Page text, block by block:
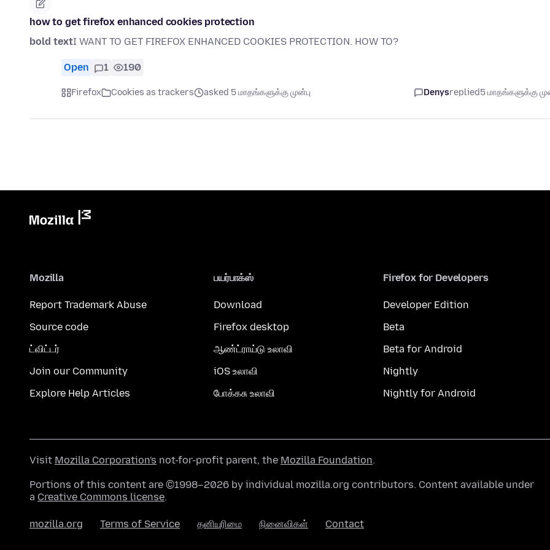
how to get firefox enhanced cookies protection
bold textI WANT TO GET FIREFOX ENHANCED COOKIES PROTECTION. HOW TO?
Open 1 190
Firefox Cookies as trackers asked 5 மாதங்களுக்கு முன்பு Denysreplied5 மாதங்களுக்கு
Mozilla
Report Trademark Abuse
Source code
ட்விட்டர்
Join our Community
Explore Help Articles
பயர்பாக்ஸ்
Download
Firefox desktop
ஆண்ட்ராய்டு உலாவி
iOS உலாவி
போக்கசு உலாவி
Firefox for Developers
Developer Edition
Beta
Beta for Android
Nightly
Nightly for Android
Visit Mozilla Corporation's not-for-profit parent, the Mozilla Foundation.
Portions of this content are ©1998–2026 by individual mozilla.org contributors. Content available under
a Creative Commons license.
mozilla.org Terms of Service தனியுரிமை நினைவிகள் Contact